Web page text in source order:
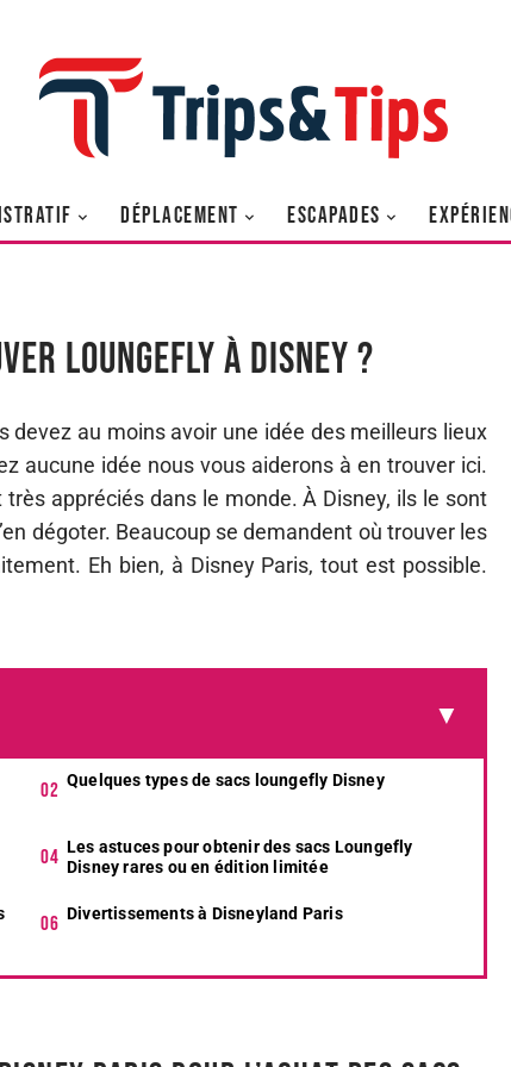
DÉPLACEMENT ESCAPADES
Loungefly à Disney ?
devez au moins avoir une idée des meilleurs lieux
aucune idée nous vous aiderons à en trouver ici.
appréciés dans le monde. À Disney, ils le sont
dégoter. Beaucoup se demandent où trouver les
Eh bien, à Disney Paris, tout est possible.
Quelques types de sacs loungefly Disney
Les astuces pour obtenir des sacs Loungefly
Disney rares ou en édition limitée
Divertissements à Disneyland Paris